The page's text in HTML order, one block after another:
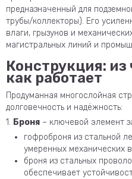
предназначенный для
трубы/коллекторы). Его
влаги, грызунов и
магистральных линий и
Конструкция: из
как работает
Продуманная многослойная
долговечность и надёжность:
1. Броня – ключевой элемент
гофроброня из стальной
умеренных механических
броня из стальных
обеспечивает